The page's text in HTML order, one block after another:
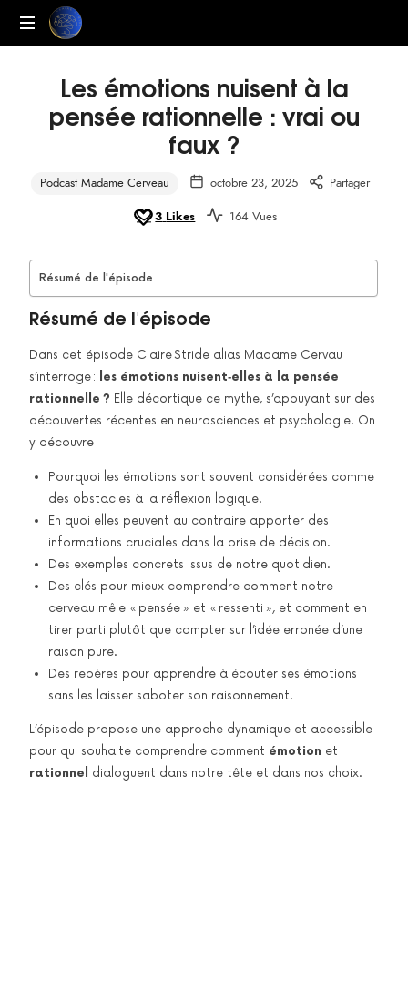
Les émotions nuisent à la
pensée rationnelle : vrai ou
faux ?
Podcast Madame Cerveau octobre 23, 2025
3 Likes 164 Vues
Résumé de l'épisode
Résumé de l'épisode
Dans cet épisode Claire Stride alias Madame Cervau
s’interroge :
les émotions nuisent‑elles à la pensée
rationnelle ? Elle décortique ce mythe, s’appuyant sur des
découvertes récentes en neurosciences et psychologie. On
y découvre :
Pourquoi les émotions sont souvent considérées comme
des obstacles à la réflexion logique.
En quoi elles peuvent au contraire apporter des
informations cruciales dans la prise de décision.
Des exemples concrets issus de notre quotidien.
Des clés pour mieux comprendre comment notre
cerveau mêle « pensée » et « ressenti », et comment en
tirer parti plutôt que compter sur l’idée erronée d’une
raison pure.
Des repères pour apprendre à écouter ses émotions
sans les laisser saboter son raisonnement.
L’épisode propose une approche dynamique et accessible
pour qui souhaite comprendre comment émotion et
rationnel
dialoguent dans notre tête et dans nos choix.